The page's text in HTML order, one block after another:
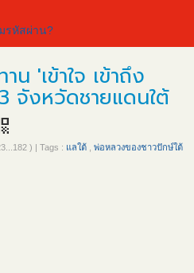
รหัสผ่าน?
น 'เข้าใจ เข้าถึง
งหวัดชายแดนใต้
) Tags : แลใต้ พ่อหลวงของชาวปักษ์ใต้